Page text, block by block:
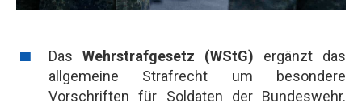
Das Wehrstrafgesetz (WStG) ergänzt das
allgemeine Strafrecht um besondere
Vorschriften für Soldaten der Bundeswehr.